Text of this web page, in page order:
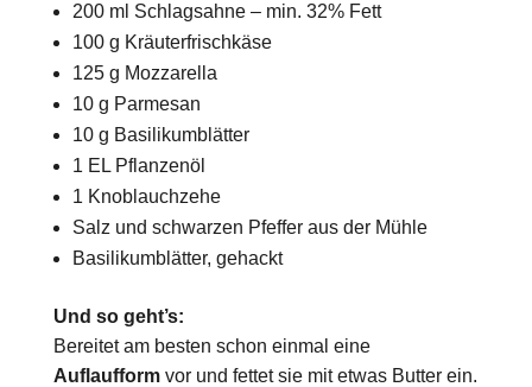
200 ml Schlagsahne – min. 32% Fett
100 g Kräuterfrischkäse
125 g Mozzarella
10 g Parmesan
10 g Basilikumblätter
1 EL Pflanzenöl
1 Knoblauchzehe
Salz und schwarzen Pfeffer aus der Mühle
Basilikumblätter, gehackt
Und so geht’s:
Bereitet am besten schon einmal eine
Auflaufformvor und fettet sie mit etwas Butter ein.